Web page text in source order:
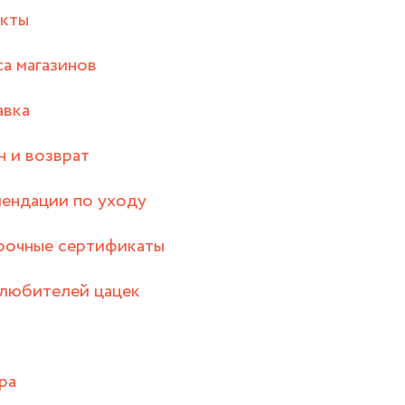
магазинов
и возврат
по уходу
сертификаты
цацек